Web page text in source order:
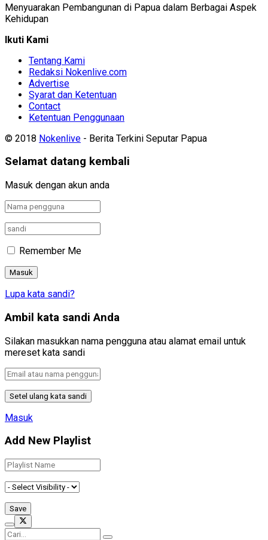
Menyuarakan Pembangunan di Papua dalam Berbagai Aspek
Kehidupan
Ikuti Kami
Tentang Kami
Redaksi Nokenlive.com
Advertise
Syarat dan Ketentuan
Contact
Ketentuan Penggunaan
© 2018 Nokenlive - Berita Terkini Seputar Papua
Selamat datang kembali
Masuk dengan akun anda
Remember Me
Lupa kata sandi?
Ambil kata sandi Anda
Silakan masukkan nama pengguna atau alamat email untuk
mereset kata sandi
Masuk
Add New Playlist